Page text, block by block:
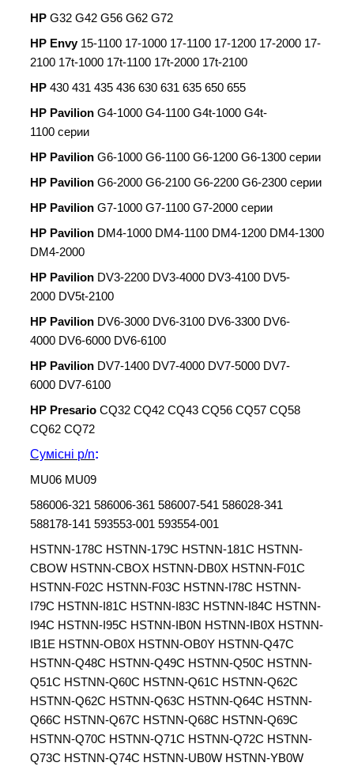
HP G32 G42 G56 G62 G72
HP Envy 15-1100 17-1000 17-1100 17-1200 17-2000 17-
2100 17t-1000 17t-1100 17t-2000 17t-2100
HP 430 431 435 436 630 631 635 650 655
HP Pavilion G4-1000 G4-1100 G4t-1000 G4t-
1100 серии
HP Pavilion G6-1000 G6-1100 G6-1200 G6-1300 серии
HP Pavilion G6-2000 G6-2100 G6-2200 G6-2300 серии
HP Pavilion G7-1000 G7-1100 G7-2000 серии
HP Pavilion DM4-1000 DM4-1100 DM4-1200 DM4-1300
DM4-2000
HP Pavilion DV3-2200 DV3-4000 DV3-4100 DV5-
2000 DV5t-2100
HP Pavilion DV6-3000 DV6-3100 DV6-3300 DV6-
4000 DV6-6000 DV6-6100
HP Pavilion DV7-1400 DV7-4000 DV7-5000 DV7-
6000 DV7-6100
HP Presario CQ32 CQ42 CQ43 CQ56 CQ57 CQ58
CQ62 CQ72
Сумісні p/n:
MU06 MU09
586006-321 586006-361 586007-541 586028-341
588178-141 593553-001 593554-001
HSTNN-178C HSTNN-179C HSTNN-181C HSTNN-
CBOW HSTNN-CBOX HSTNN-DB0X HSTNN-F01C
HSTNN-F02C HSTNN-F03C HSTNN-I78C HSTNN-
I79C HSTNN-I81C HSTNN-I83C HSTNN-I84C HSTNN-
I94C HSTNN-I95C HSTNN-IB0N HSTNN-IB0X HSTNN-
IB1E HSTNN-OB0X HSTNN-OB0Y HSTNN-Q47C
HSTNN-Q48C HSTNN-Q49C HSTNN-Q50C HSTNN-
Q51C HSTNN-Q60C HSTNN-Q61C HSTNN-Q62C
HSTNN-Q62C HSTNN-Q63C HSTNN-Q64C HSTNN-
Q66C HSTNN-Q67C HSTNN-Q68C HSTNN-Q69C
HSTNN-Q70C HSTNN-Q71C HSTNN-Q72C HSTNN-
Q73C HSTNN-Q74C HSTNN-UB0W HSTNN-YB0W